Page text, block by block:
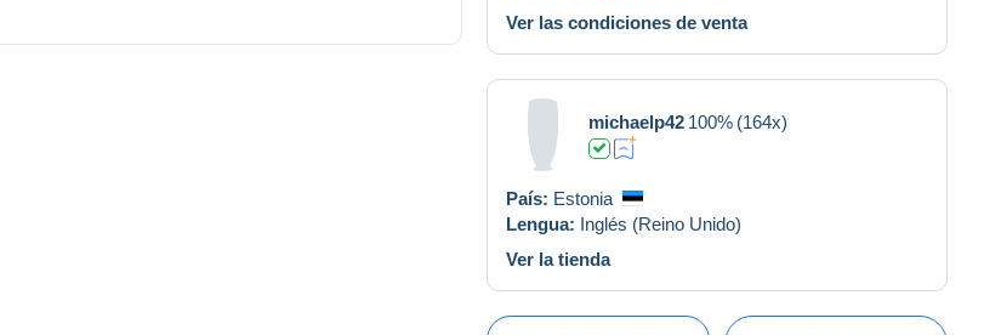
Ver las condiciones de venta
michaelp42 100% (164x)
País: Estonia
Lengua: Inglés (Reino Unido)
Ver la tienda